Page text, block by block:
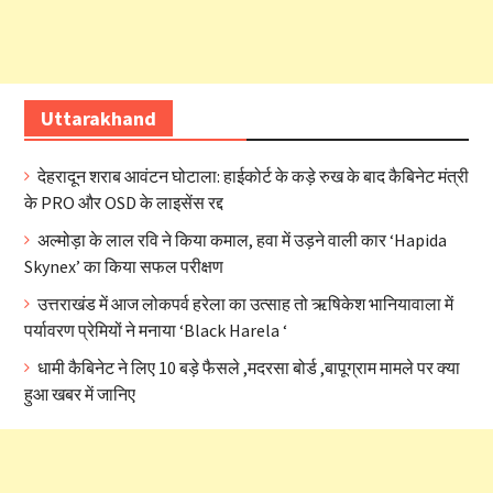
Uttarakhand
देहरादून शराब आवंटन घोटाला: हाईकोर्ट के कड़े रुख के बाद कैबिनेट मंत्री
के PRO और OSD के लाइसेंस रद्द
अल्मोड़ा के लाल रवि ने किया कमाल, हवा में उड़ने वाली कार ‘Hapida
Skynex’ का किया सफल परीक्षण
उत्तराखंड में आज लोकपर्व हरेला का उत्साह तो ऋषिकेश भानियावाला में
पर्यावरण प्रेमियों ने मनाया ‘Black Harela ‘
धामी कैबिनेट ने लिए 10 बड़े फैसले ,मदरसा बोर्ड ,बापूग्राम मामले पर क्या
हुआ खबर में जानिए